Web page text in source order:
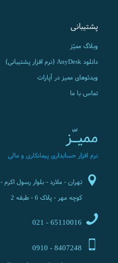
پشتیبانی
وبلاگ ممیّز
دانلود AnyDesk (نرم افزار پشتیبانی)
ویدئوهای ممیز در آپارات
تماس با ما
ممیـّز
نرم افزار حسابداری پیمانکاری و مالی
تهران - ملارد - بلوار رسول
کوچه مهر - پلاک 6 - طبقه 2